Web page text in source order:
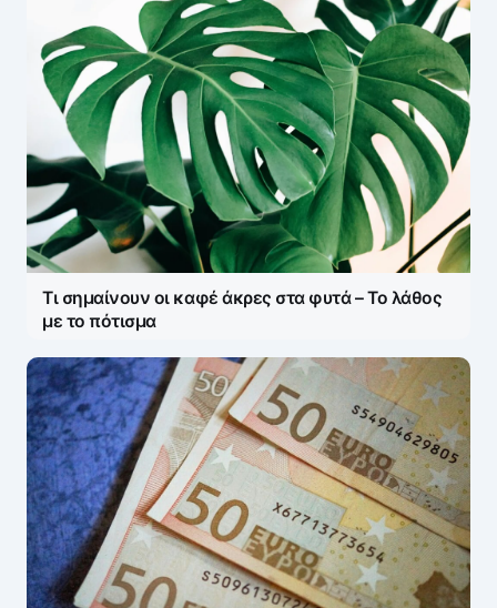
Τι σημαίνουν οι καφέ άκρες στα φυτά – Το λάθος
με το πότισμα